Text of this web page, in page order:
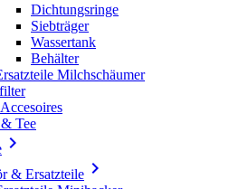
Dichtungsringe
Siebträger
Wassertank
Behälter
Milchschäumer
Tee

& Ersatzteile 